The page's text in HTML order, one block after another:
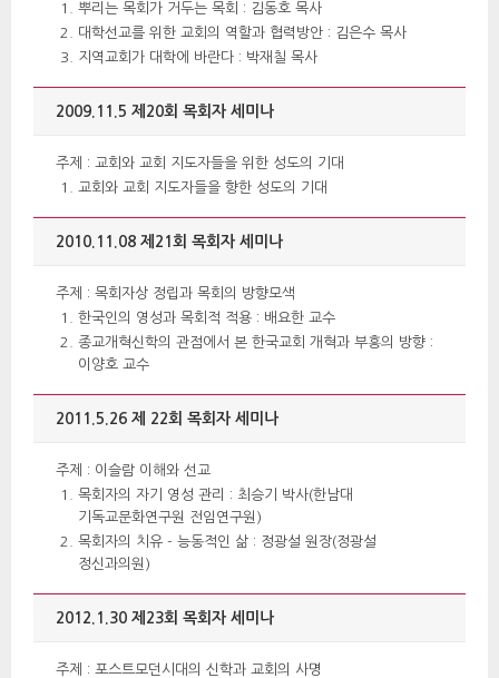
뿌리는 목회가 거두는 목회 : 김동호 목사
대학선교를 위한 교회의 역할과 협력방안 : 김은수 목사
지역교회가 대학에 바란다 : 박재칠 목사
2009.11.5 제20회 목회자 세미나
주제 : 교회와 교회 지도자들을 위한 성도의 기대
교회와 교회 지도자들을 향한 성도의 기대
2010.11.08 제21회 목회자 세미나
주제 : 목회자상 정립과 목회의 방향모색
한국인의 영성과 목회적 적용 : 배요한 교수
종교개혁신학의 관점에서 본 한국교회 개혁과 부흥의 방향 :
이양호 교수
2011.5.26 제 22회 목회자 세미나
주제 : 이슬람 이해와 선교
목회자의 자기 영성 관리 : 최승기 박사(한남대
기독교문화연구원 전임연구원)
목회자의 치유 - 능동적인 삶 : 정광설 원장(정광설
정신과의원)
2012.1.30 제23회 목회자 세미나
주제 : 포스트모던시대의 신학과 교회의 사명